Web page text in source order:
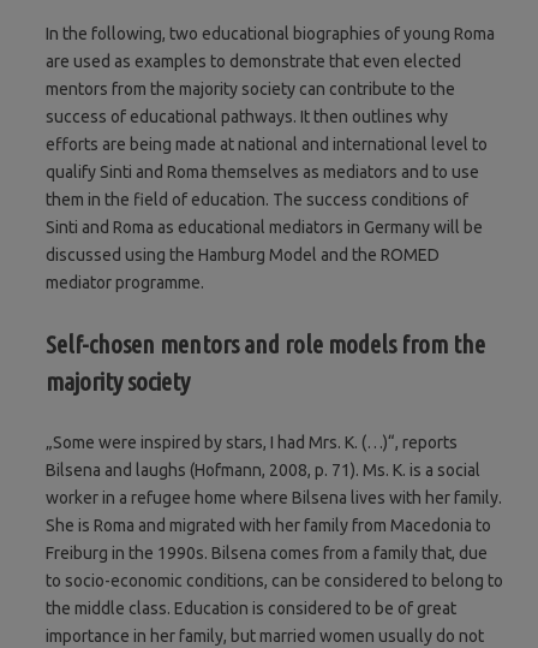
In the following, two educational biographies of young Roma
are used as examples to demonstrate that even elected
mentors from the majority society can contribute to the
success of educational pathways. It then outlines why
efforts are being made at national and international level to
qualify Sinti and Roma themselves as mediators and to use
them in the field of education. The success conditions of
Sinti and Roma as educational mediators in Germany will be
discussed using the Hamburg Model and the ROMED
mediator programme.
Self-chosen mentors and role models from the
majority society
„Some were inspired by stars, I had Mrs. K. (…)“, reports
Bilsena and laughs (Hofmann, 2008, p. 71). Ms. K. is a social
worker in a refugee home where Bilsena lives with her family.
She is Roma and migrated with her family from Macedonia to
Freiburg in the 1990s. Bilsena comes from a family that, due
to socio-economic conditions, can be considered to belong to
the middle class. Education is considered to be of great
importance in her family, but married women usually do not